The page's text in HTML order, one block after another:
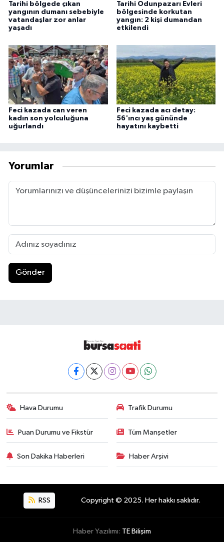
Tarihi bölgede çıkan
yangının dumanı sebebiyle
vatandaşlar zor anlar
yaşadı
Tarihi Odunpazarı Evleri
bölgesinde korkutan
yangın: 2 kişi dumandan
etkilendi
Feci kazada can veren
kadın son yolculuğuna
uğurlandı
Feci kazada acı detay:
56'ıncı yaş gününde
hayatını kaybetti
Yorumlar
Gönder
Hava Durumu Trafik Durumu
Puan Durumu ve Fikstür Tüm Manşetler
Son Dakika Haberleri Haber Arşivi
RSS Copyright © 2025. Her hakkı saklıdır.
Haber Yazılımı: TE Bilişim